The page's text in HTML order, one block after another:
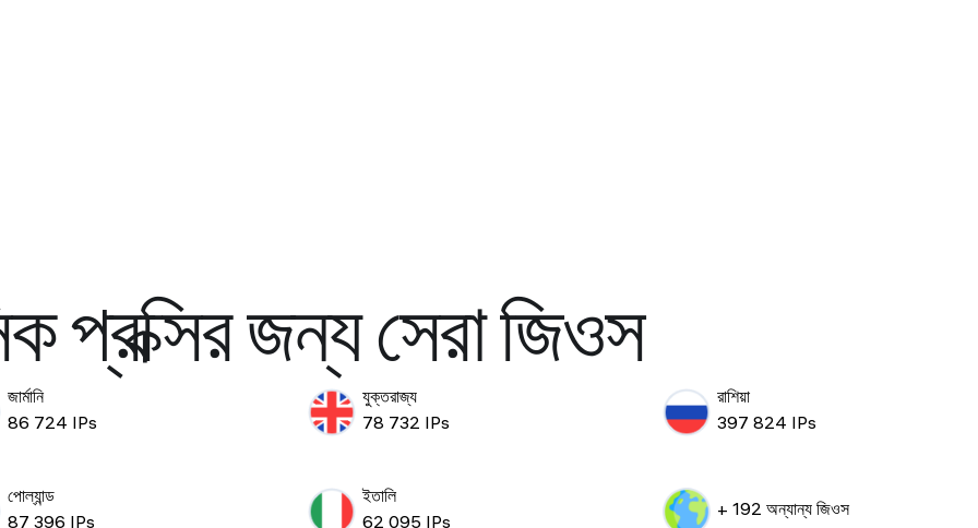
প্রক্সির জন্য সেরা জিওস
জার্মানি
86 724 IPs
যুক্তরাজ্য
78 732 IPs
রাশিয়া
397 824 IPs
পোল্যান্ড
87 396 IPs
ইতালি
62 095 IPs
+ 192 অন্যান্য জিওস